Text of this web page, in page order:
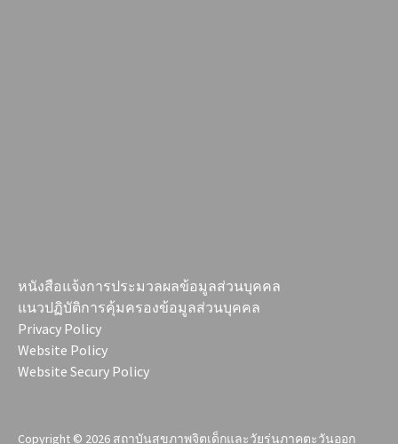
หนังสือแจ้งการประมวลผลข้อมูลส่วนบุคคล
แนวปฏิบัติการคุ้มครองข้อมูลส่วนบุคคล
Privacy Policy
Website Policy
Website Secury Policy
Copyright © 2026 สถาบันสุขภาพจิตเด็กและวัยรุ่นภาคตะวันออก